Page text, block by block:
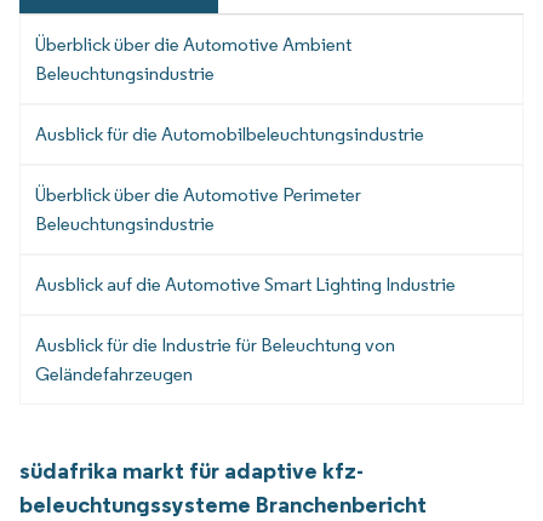
Überblick über die Automotive Ambient
Beleuchtungsindustrie
Ausblick für die Automobilbeleuchtungsindustrie
Überblick über die Automotive Perimeter
Beleuchtungsindustrie
Ausblick auf die Automotive Smart Lighting Industrie
Ausblick für die Industrie für Beleuchtung von
Geländefahrzeugen
südafrika markt für adaptive kfz-
beleuchtungssysteme Branchenbericht